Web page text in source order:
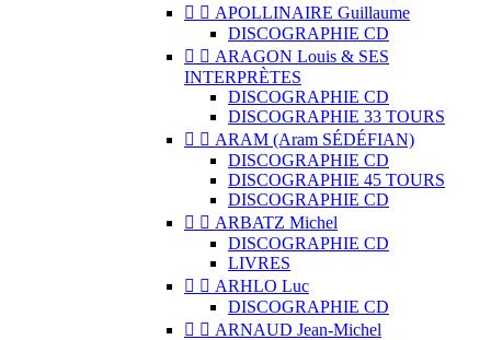
  APOLLINAIRE Guillaume
DISCOGRAPHIE CD
  ARAGON Louis & SES
INTERPRÈTES
DISCOGRAPHIE CD
DISCOGRAPHIE 33 TOURS
  ARAM (Aram SÉDÉFIAN)
DISCOGRAPHIE CD
DISCOGRAPHIE 45 TOURS
DISCOGRAPHIE CD
  ARBATZ Michel
DISCOGRAPHIE CD
LIVRES
  ARHLO Luc
DISCOGRAPHIE CD
  ARNAUD Jean-Michel